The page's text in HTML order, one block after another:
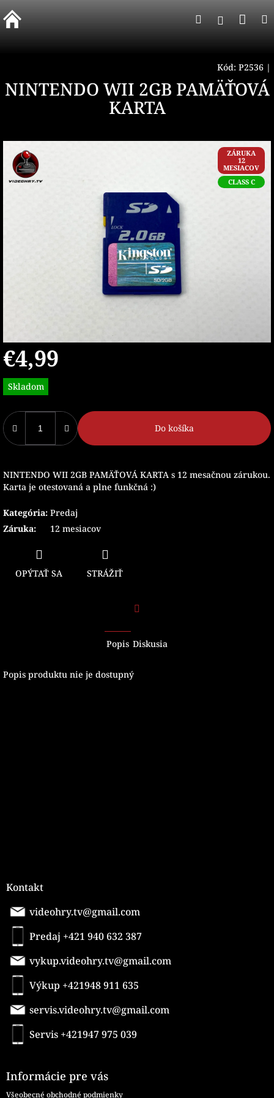
na
obsah
Hľadať
Kód: P2536 |
NINTENDO WII 2GB PAMÄŤOVÁ
KARTA
ZÁRUKA
12
MESIACOV
CLASS C
€4,99
Jednotková
cena:
Skladom
Do košíka
NINTENDO WII 2GB PAMÄŤOVÁ KARTA s 12 mesačnou zárukou.
Karta je otestovaná a plne funkčná :)
Kategória: Predaj
Záruka: 12 mesiacov
OPÝTAŤ SA STRÁŽIŤ
Popis Diskusia
Popis produktu nie je dostupný
Kontakt
videohry.tv@gmail.com
Predaj +421 940 632 387
vykup.videohry.tv@gmail.com
Výkup +421948 911 635
servis.videohry.tv@gmail.com
Servis +421947 975 039
Informácie pre vás
Všeobecné obchodné podmienky